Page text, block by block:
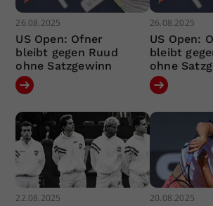
26.08.2025
US Open: Ofner
bleibt gegen Ruud
ohne Satzgewinn
26.08.2025
US Open:
bleibt
ohne
22.08.2025 20.08.2025